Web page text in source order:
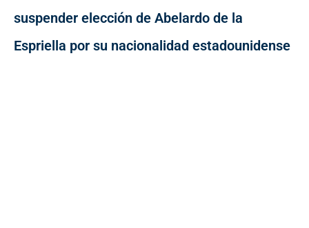
suspender elección de Abelardo de la
Espriella por su nacionalidad estadounidense